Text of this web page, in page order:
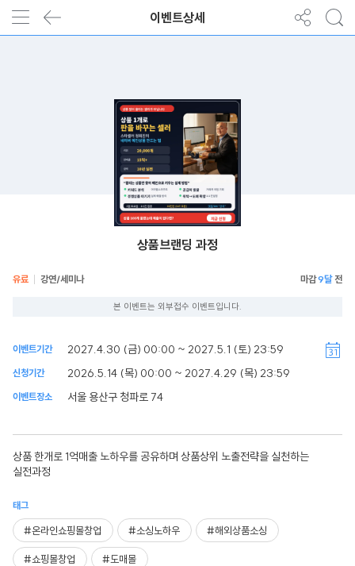
이벤트상세
상품브랜딩 과정
유료 강연/세미나 9달
본 이벤트는 외부접수 이벤트입니다.
이벤트기간 2027.4.30 (금) 00:00 ~ 2027.5.1 (토) 23:59
신청기간 2026.5.14 (목) 00:00 ~ 2027.4.29 (목) 23:59
이벤트장소 서울 용산구 청파로 74
상품 한개로 1억매출 노하우를 공유하며 상품상위 노출전략을 실천하는
실전과정
태그
#온라인쇼핑몰창업 #소싱노하우 #해외상품소싱
#쇼핑몰창업 #도매몰